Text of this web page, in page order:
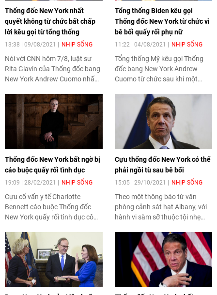
Thống đốc New York nhất
quyết không từ chức bất chấp
lời kêu gọi từ tổng thống
13:38 | 09/08/2021 NHỊP SỐNG
Nói với CNN hôm 7/8, luật sư
Rita Glavin của Thống đốc bang
New York Andrew Cuomo nhấn
thống đốc có ý định từ chức, bất
chấp chỉ trích và kêu gọi từ hàng
loạt lãnh đạo.
Tổng thống Biden kêu gọi
Thống đốc New York từ chức vì
bê bối quấy rối phụ nữ
11:22 | 04/08/2021 NHỊP SỐNG
Tổng thống Mỹ kêu gọi Thống
đốc bang New York Andrew
Cuomo từ chức sau khi một
thật sự có hành vi quấy rối tình
dục 11 phụ nữ.
Thống đốc New York bất ngờ bị
cáo buộc quấy rối tình dục
19:09 | 28/02/2021 NHỊP SỐNG
Cựu cố vấn y tế Charlotte
Bennett cáo buộc Thống đốc
New York quấy rối tình dục cô
"tố" ông về hành vi tương tự.
Cựu thống đốc New York có thể
phải ngồi tù sau bê bối
15:05 | 29/10/2021 NHỊP SỐNG
Theo một thông báo từ văn
phòng cảnh sát hạt Albany, với
hành vi sàm sỡ thuộc tội nhẹ
mặt với 1 năm tù giam nếu bị kết